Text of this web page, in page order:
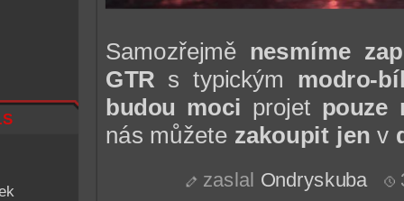
Samozřejmě nesmíme
GTR s typickým modro-
budou moci projet pouze
nás můžete zakoupit jen v
zaslal Ondryskuba